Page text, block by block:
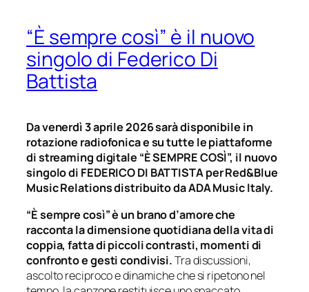
“È sempre così” è il nuovo
singolo di Federico Di
Battista
Da venerdì 3 aprile 2026 sarà disponibile in
rotazione radiofonica e su tutte le piattaforme
di streaming digitale “È SEMPRE COSÌ”, il nuovo
singolo di FEDERICO DI BATTISTA per Red&Blue
Music Relations distribuito da ADA Music Italy.
“È sempre così” è un brano d’amore che
racconta la dimensione quotidiana della vita di
coppia, fatta di piccoli contrasti, momenti di
confronto e gesti condivisi.Tra discussioni,
ascolto reciproco e dinamiche che si ripetono nel